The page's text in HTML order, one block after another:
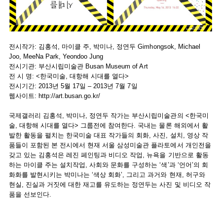
전시작가: 김홍석, 마이클 주, 박미나, 정연두 Gimhongsok, Michael
Joo, MeeNa Park, Yeondoo Jung
전시기관: 부산시립미술관 Busan Museum of Art
전 시 명: <한국미술, 대항해 시대를 열다>
전시기간: 2013년 5월 17일 – 2013년 7월 7일
웹사이트: http://art.busan.go.kr/
국제갤러리 김홍석, 박미나, 정연두 작가는 부산시립미술관의 <한국미
술, 대항해 시대를 열다> 그룹전에 참여한다. 국내는 물론 해외에서 활
발한 활동을 펼치는 한국미술 대표 작가들의 회화, 사진, 설치, 영상 작
품들이 포함된 본 전시에서 현재 서울 삼성미술관 플라토에서 개인전을
갖고 있는 김홍석은 레진 페인팅과 비디오 작업, 뉴욕을 기반으로 활동
하는 마이클 주는 설치작업, 사회와 문화를 구성하는 ‘색’과 ‘언어’의 회
화화를 발현시키는 박미나는 ‘색상 회화’, 그리고 과거와 현재, 허구와
현실, 진실과 거짓에 대한 재고를 유도하는 정연두는 사진 및 비디오 작
품을 선보인다.